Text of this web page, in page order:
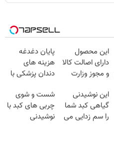
این محصول
دارای اصالت کالا
و مجوز وزارت
است(55%تخفیف)
پایان دغدغه
هزینه های
دندان پزشکی با
خانگی
این نوشیدنی
گیاهی کبد شما
را سم زدایی می
شست و شوی
چربی های کبد با
نوشیدنی